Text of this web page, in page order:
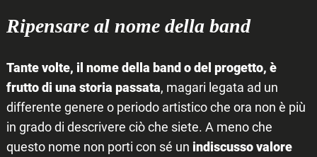
Ripensare al nome della band
Tante volte, il nome della band o del progetto, è
frutto di una storia passata, magari legata ad un
differente genere o periodo artistico che ora non è più
in grado di descrivere ciò che siete. A meno che
questo nome non porti con sé un indiscusso valore